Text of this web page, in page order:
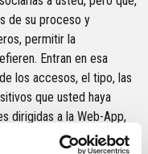
de su proceso y
permitir la
Entran en esa
los accesos, el tipo, las
que usted haya
dirigidas a la Web-App,
el uso de la Web-App.